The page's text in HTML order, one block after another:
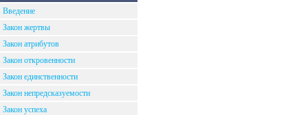
Введение
Закон жертвы
Закон атрибутов
Закон откровенности
Закон единственности
Закон непредсказуемости
Закон успеха